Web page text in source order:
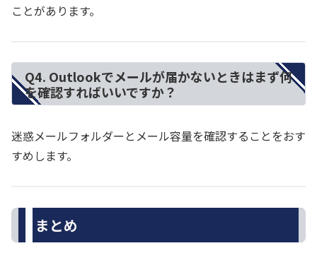
ことがあります。
Q4. Outlookでメールが届かないときはまず何
を確認すればいいですか？
迷惑メールフォルダーとメール容量を確認することをおす
すめします。
まとめ